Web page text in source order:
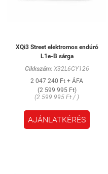
XQi3 Street elektromos endúró
L1e-B sárga
Cikkszám:X32L6GY126
2 047 240 Ft + ÁFA
(2 599 995 Ft)
(2 599 995 Ft / )
AJÁNLATKÉRÉS